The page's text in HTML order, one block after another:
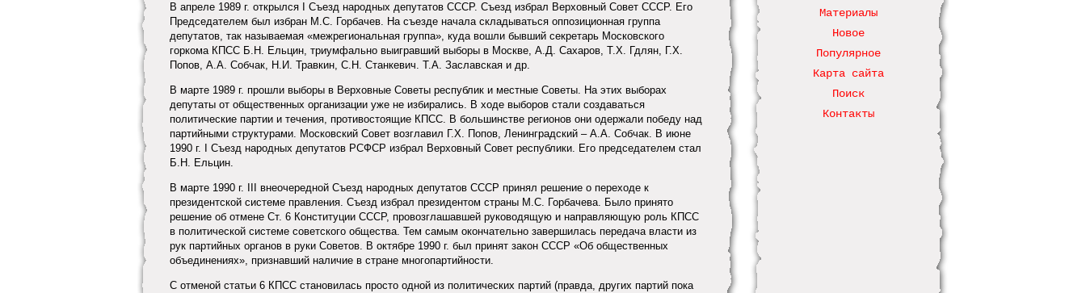
В апреле 1989 г. открылся I Съезд народных депутатов СССР. Съезд избрал Верховный Совет СССР. Его
Председателем был избран М.С. Горбачев. На съезде начала складываться оппозиционная группа
депутатов, так называемая «межрегиональная группа», куда вошли бывший секретарь Московского
горкома КПСС Б.Н. Ельцин, триумфально выигравший выборы в Москве, А.Д. Сахаров, Т.X. Гдлян, Г.X.
Попов, А.А. Собчак, Н.И. Травкин, С.Н. Станкевич. Т.А. Заславская и др.
В марте 1989 г. прошли выборы в Верховные Советы республик и местные Советы. На этих выборах
депутаты от общественных организации уже не избирались. В ходе выборов стали создаваться
политические партии и тече­ния, противостоящие КПСС. В большинстве регионов они одержали победу над
партийными структурами. Мо­сковский Совет возглавил Г.X. Попов, Ленинградский – А.А. Собчак. В июне
1990 г. I Съезд народных депутатов РСФСР избрал Верховный Совет республики. Его председателем стал
Б.Н. Ельцин.
В марте 1990 г. III внеочередной Съезд народных депутатов СССР принял решение о переходе к
президентской системе правления. Съезд избрал президентом страны М.С. Горбачева. Было принято
решение об отмене Ст. 6 Конституции СССР, провозглашавшей руководящую и направляющую роль КПСС
в политической системе советского общества. Тем самым окончательно завершилась передача власти из
рук партийных органов в руки Советов. В октябре 1990 г. был принят закон СССР «Об общественных
объединениях», признавший наличие в стране многопартийности.
С отменой статьи 6 КПСС становилась просто одной из политических партий (правда, других партий пока
Материалы
Новое
Популярное
Карта сайта
Поиск
Контакты